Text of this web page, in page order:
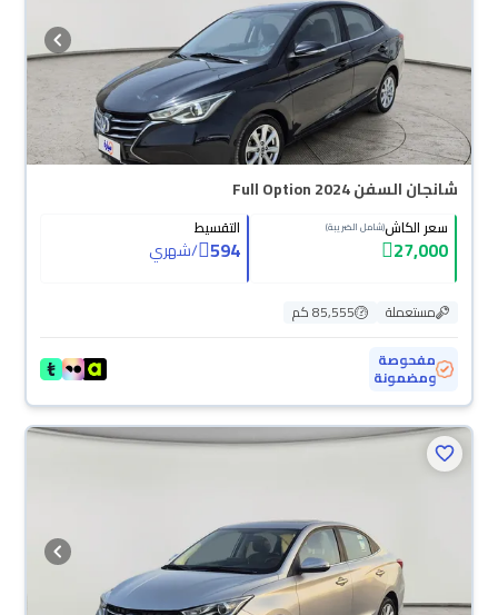
شانجان السفن Full Option 2024
سعر الكاش(شامل الضريبة)
27,000
التقسيط
594
/شهري
مستعملة
85,555 كم
مفحوصة
ومضمونة
محجوزة